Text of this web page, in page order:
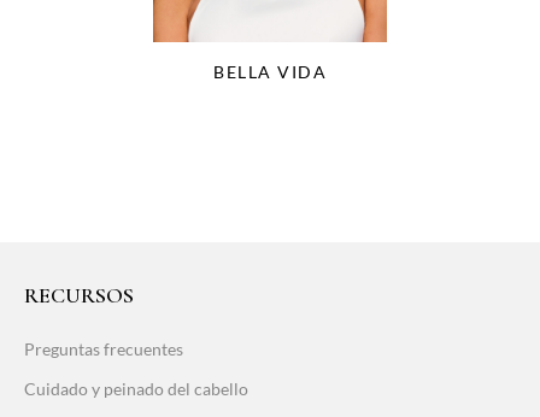
BELLA VIDA
RECURSOS
Preguntas frecuentes
Cuidado y peinado del cabello